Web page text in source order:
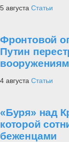
5 августа Статьи
Фронтовой
Путин
4 августа Статьи
«Буря» над
которой
беженцами